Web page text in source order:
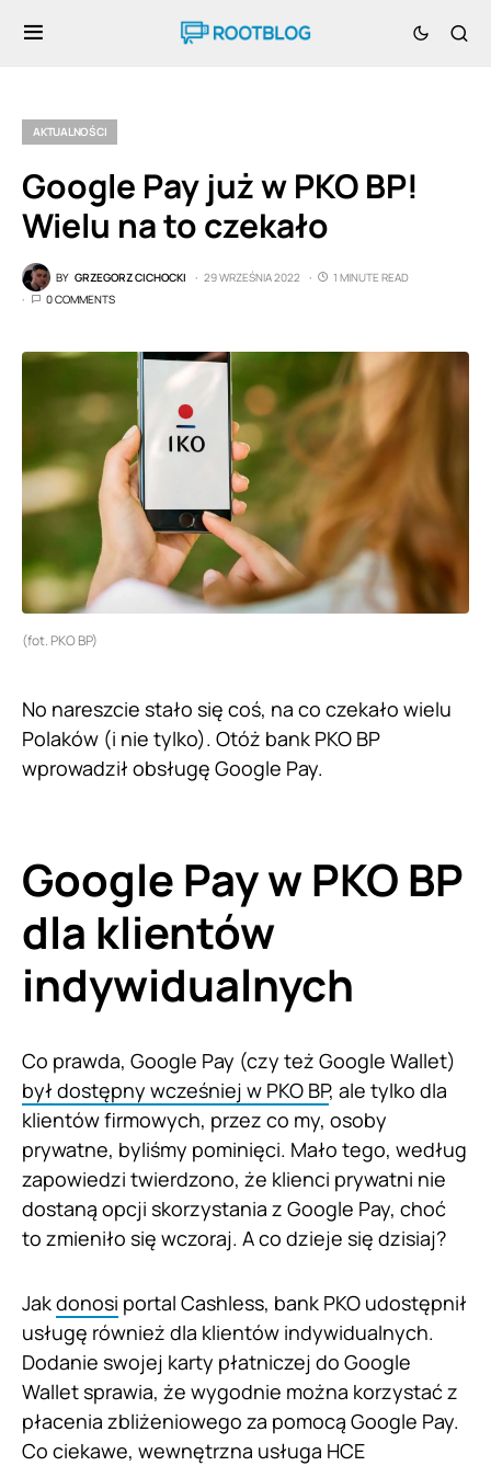
AKTUALNOŚCI
Google Pay już w PKO BP!
Wielu na to czekało
BY GRZEGORZ CICHOCKI 29 WRZEŚNIA 2022
1 MINUTE READ
0 COMMENTS
(fot. PKO BP)
No nareszcie stało się coś, na co czekało wielu
Polaków (i nie tylko). Otóż bank PKO BP
wprowadził obsługę Google Pay.
Google Pay w PKO BP
dla klientów
indywidualnych
Co prawda, Google Pay (czy też Google Wallet)
był dostępny wcześniej w PKO BP, ale tylko dla
klientów firmowych, przez co my, osoby
prywatne, byliśmy pominięci. Mało tego, według
zapowiedzi twierdzono, że klienci prywatni nie
dostaną opcji skorzystania z Google Pay, choć
to zmieniło się wczoraj. A co dzieje się dzisiaj?
Jakdonosi portal Cashless, bank PKO udostępnił
usługę również dla klientów indywidualnych.
Dodanie swojej karty płatniczej do Google
Wallet sprawia, że wygodnie można korzystać z
płacenia zbliżeniowego za pomocą Google Pay.
Co ciekawe, wewnętrzna usługa HCE